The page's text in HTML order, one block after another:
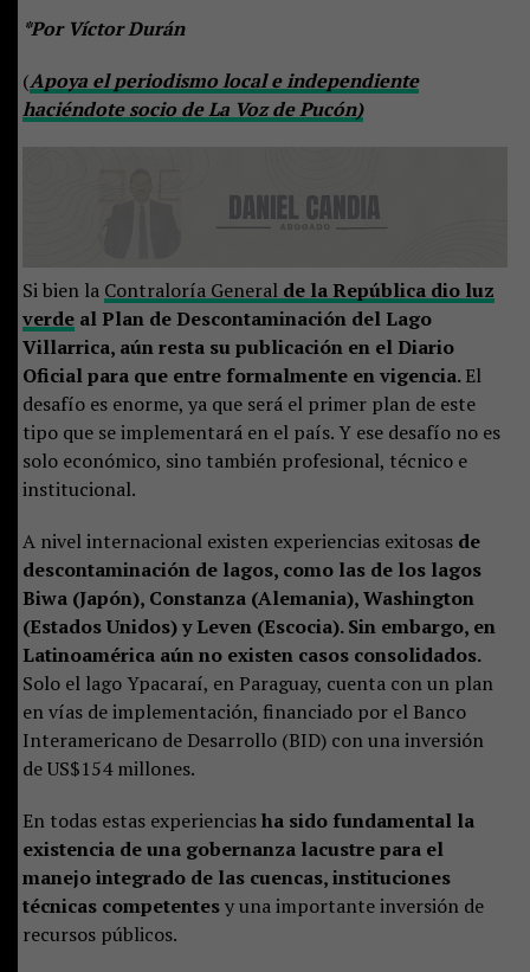
*Por Víctor Durán
(Apoya el periodismo local e independiente
haciéndote socio de La Voz de Pucón)
Si bien la Contraloría General de la República dio luz
verdeal Plan de Descontaminación del Lago
Villarrica, aún resta su publicación en el Diario
Oficial para que entre formalmente en vigencia.El
desafío es enorme, ya que será el primer plan de este
tipo que se implementará en el país. Y ese desafío no es
solo económico, sino también profesional, técnico e
institucional.
A nivel internacional existen experiencias exitosas de
descontaminación de lagos, como las de los lagos
Biwa (Japón), Constanza (Alemania), Washington
(Estados Unidos) y Leven (Escocia). Sin embargo, en
Latinoamérica aún no existen casos consolidados.
Solo el lago Ypacaraí, en Paraguay, cuenta con un plan
en vías de implementación, financiado por el Banco
Interamericano de Desarrollo (BID) con una inversión
de US$154 millones.
En todas estas experienciasha sido fundamental la
existencia de una gobernanza lacustre para el
manejo integrado de las cuencas, instituciones
técnicas competentesy una importante inversión de
recursos públicos.